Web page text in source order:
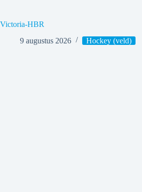
Victoria-HBR
9 augustus 2026
Hockey (veld)